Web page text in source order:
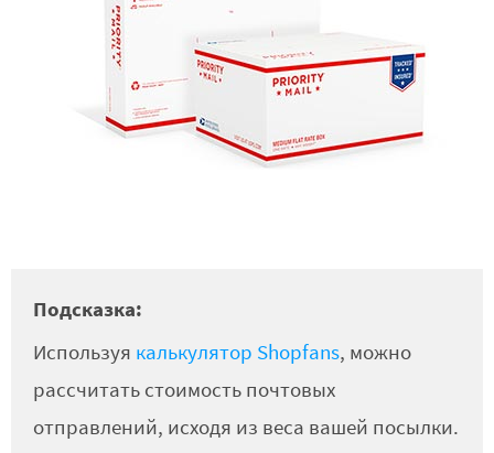
Подсказка:
Используя калькулятор Shopfans, можно
рассчитать стоимость почтовых
отправлений, исходя из веса вашей посылки.